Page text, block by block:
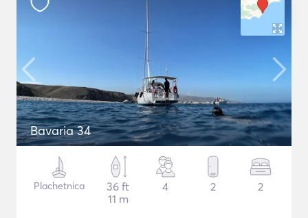
Bavaria 34
Plachetnica
36 ft
11 m
4 2 2